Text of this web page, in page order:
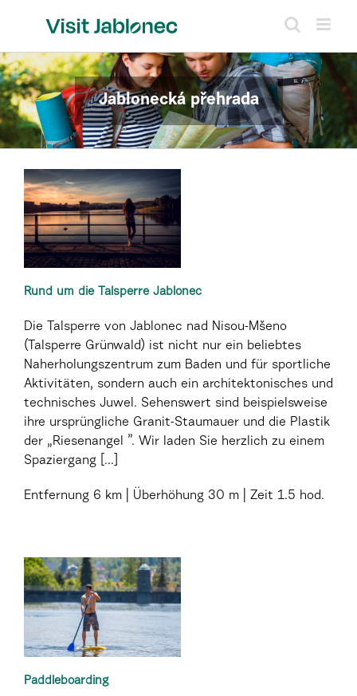
Jablonecká přehrada
Rund um die Talsperre Jablonec
Die Talsperre von Jablonec nad Nisou-Mšeno
(Talsperre Grünwald) ist nicht nur ein beliebtes
Naherholungszentrum zum Baden und für sportliche
Aktivitäten, sondern auch ein architektonisches und
technisches Juwel. Sehenswert sind beispielsweise
ihre ursprüngliche Granit-Staumauer und die Plastik
der „Riesenangel ”. Wir laden Sie herzlich zu einem
Spaziergang [...]
Entfernung 6 km Überhöhung 30 m Zeit 1.5 hod.
Paddleboarding